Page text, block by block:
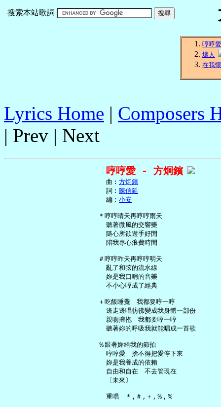
搜索本站歌詞
哼哼愛
壞人
在我
Lyrics Home | Composers
| Prev | Next
哼哼愛 - 方炯鑌
     曲︰
方炯鑌
     詞︰
陳信延
     編︰
小安
   ＊哼哼晴天再哼哼雨天
     聽著微風的交響樂
     隨心所欲遊手好閒
     陪我專心浪費時間
   ＃哼哼昨天再哼哼明天
     亂了和弦的流水線
     妳是我口哨的音樂
     不小心哼成了經典
   ＋吃飯睡覺　我都要哼一哼
     邊走邊唱彷彿變成我身體一部份
     親吻擁抱　我都要哼一哼
     聽著妳的呼吸我就能唱成一首歌
   ％跟著妳給我的節拍
     哼哼愛　捨不得把愛停下來
     妳是我養成的依賴
     自由和自在　不去管現在
     〔未來〕